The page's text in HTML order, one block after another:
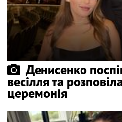
Денисенко
весілля та
церемонія